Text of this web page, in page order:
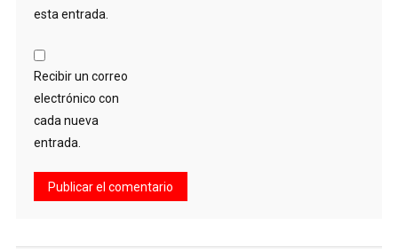
esta entrada.
Recibir un correo
electrónico con
cada nueva
entrada.